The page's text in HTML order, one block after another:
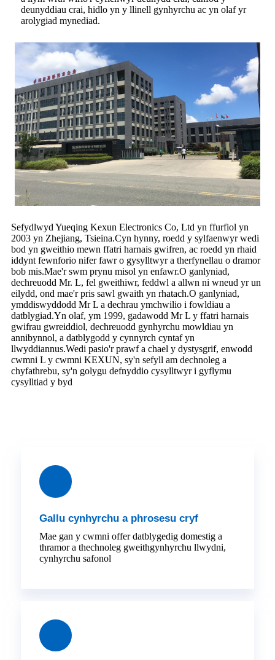
deunyddiau crai, hidlo yn y llinell gynhyrchu ac yn olaf yr
arolygiad mynediad.
Sefydlwyd Yueqing Kexun Electronics Co, Ltd yn ffurfiol yn
2003 yn Zhejiang, Tsieina.Cyn hynny, roedd y sylfaenwyr wedi
bod yn gweithio mewn ffatri harnais gwifren, ac roedd yn rhaid
iddynt fewnforio nifer fawr o gysylltwyr a therfynellau o dramor
bob mis.Mae'r swm prynu misol yn enfawr.O ganlyniad,
dechreuodd Mr. L, fel gweithiwr, feddwl a allwn ni wneud yr un
eilydd, ond mae'r pris sawl gwaith yn rhatach.O ganlyniad,
ymddiswyddodd Mr L a dechrau ymchwilio i fowldiau a
datblygiad.Yn olaf, ym 1999, gadawodd Mr L y ffatri harnais
gwifrau gwreiddiol, dechreuodd gynhyrchu mowldiau yn
annibynnol, a datblygodd y cynnyrch cyntaf yn
llwyddiannus.Wedi pasio'r prawf a chael y dystysgrif, enwodd
cwmni L y cwmni KEXUN, sy'n sefyll am dechnoleg a
chyfathrebu, sy'n golygu defnyddio cysylltwyr i gyflymu
cysylltiad y byd
Gallu cynhyrchu a phrosesu cryf
Mae gan y cwmni offer datblygedig domestig a
thramor a thechnoleg gweithgynhyrchu llwydni,
cynhyrchu safonol